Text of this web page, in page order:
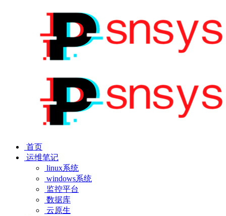
首页
运维笔记
linux系统
windows系统
监控平台
数据库
云原生